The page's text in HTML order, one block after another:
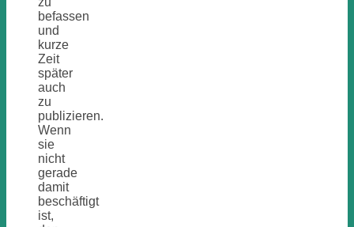
befassen
und
kurze
Zeit
später
auch
zu
publizieren.
Wenn
sie
nicht
gerade
damit
beschäftigt
ist,